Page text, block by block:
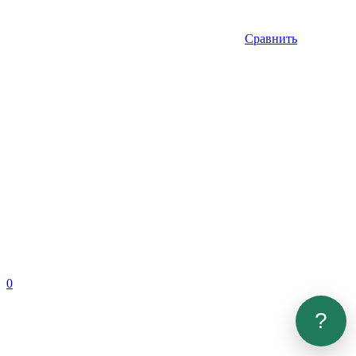
Сравнить
0
?